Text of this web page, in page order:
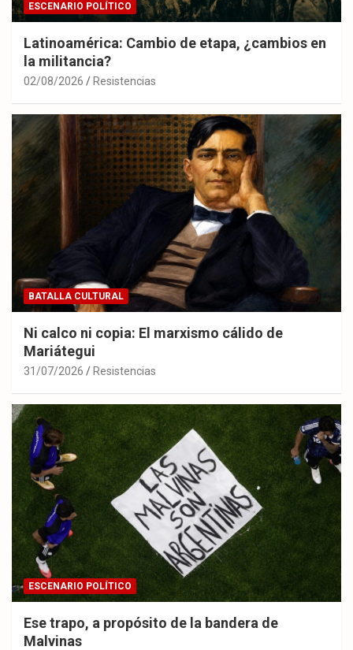
ESCENARIO POLÍTICO
Latinoamérica: Cambio de etapa, ¿cambios en
la militancia?
02/08/2026 Resistencias
BATALLA CULTURAL
Ni calco ni copia: El marxismo cálido de
Mariátegui
31/07/2026 Resistencias
ESCENARIO POLÍTICO
Ese trapo, a propósito de la bandera de
Malvinas